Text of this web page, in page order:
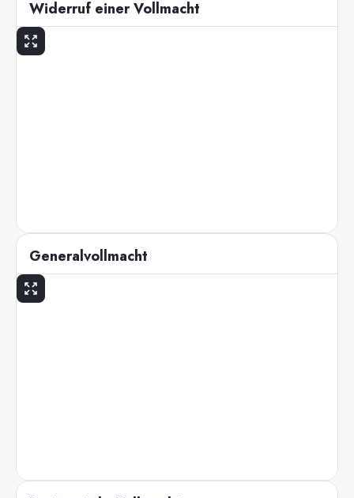
Widerruf einer Vollmacht
Generalvollmacht